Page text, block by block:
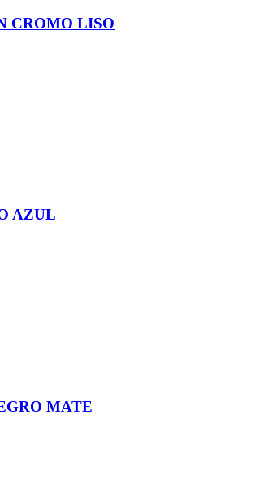
CROMO LISO
AZUL
MATE